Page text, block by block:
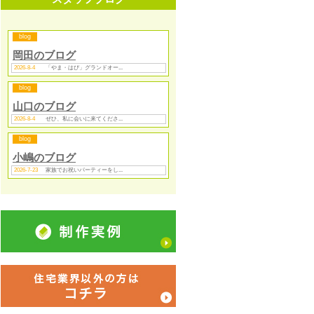
blog
岡田のブログ
2026-8-4 「やま・はぴ」グランドオー...
blog
山口のブログ
2026-8-4 ぜひ、私に会いに来てくださ...
blog
小嶋のブログ
2026-7-23 家族でお祝いパーティーをし...